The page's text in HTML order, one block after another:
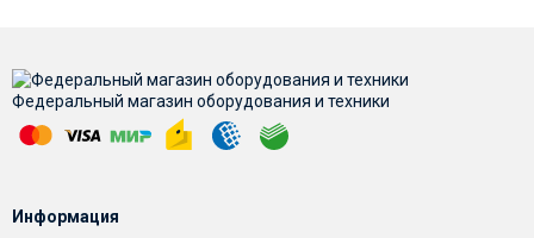
Федеральный магазин оборудования и техники
Информация